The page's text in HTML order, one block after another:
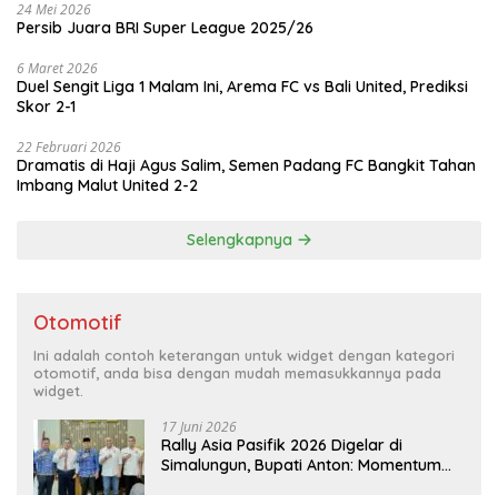
24 Mei 2026
Persib Juara BRI Super League 2025/26
6 Maret 2026
Duel Sengit Liga 1 Malam Ini, Arema FC vs Bali United, Prediksi
Skor 2-1
22 Februari 2026
Dramatis di Haji Agus Salim, Semen Padang FC Bangkit Tahan
Imbang Malut United 2-2
Selengkapnya
Otomotif
Ini adalah contoh keterangan untuk widget dengan kategori
otomotif, anda bisa dengan mudah memasukkannya pada
widget.
17 Juni 2026
Rally Asia Pasifik 2026 Digelar di
Simalungun, Bupati Anton: Momentum